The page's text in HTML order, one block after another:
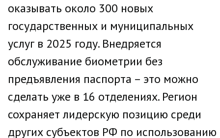
оказывать около 300 новых
государственных и муниципальных
услуг в 2025 году. Внедряется
обслуживание биометрии без
предъявления паспорта – это можно
сделать уже в 16 отделениях. Регион
сохраняет лидерскую позицию среди
других субъектов РФ по использованию